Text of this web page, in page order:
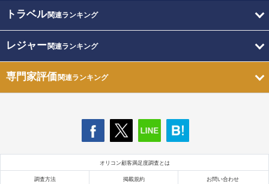
トラベル関連ランキング
レジャー関連ランキング
専門家評価関連ランキング
オリコン顧客満足度調査とは
調査方法 掲載規約 お問い合わせ